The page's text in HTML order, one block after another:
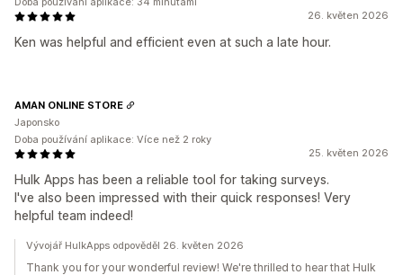
26. květen 2026
Ken was helpful and efficient even at such a late hour.
25. květen 2026
Hulk Apps has been a reliable tool for taking surveys.
I've also been impressed with their quick responses! Very
helpful team indeed!
AMAN ONLINE STORE
Japonsko
Doba používání aplikace: Více než 2 roky
Vývojář HulkApps odpověděl 26. květen 2026
Thank you for your wonderful review! We're thrilled to hear that Hulk